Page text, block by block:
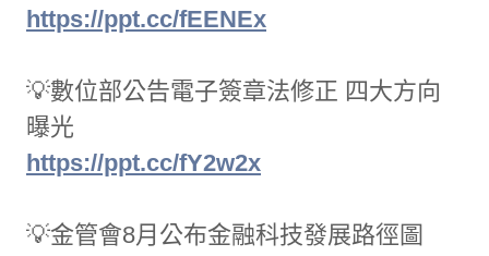
https://ppt.cc/fEENEx
💡數位部公告電子簽章法修正 四大方向
曝光
https://ppt.cc/fY2w2x
💡金管會8月公布金融科技發展路徑圖